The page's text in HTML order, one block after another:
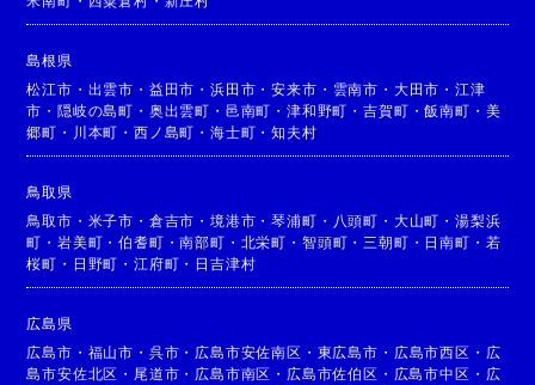
島根県
松江市 ・ 出雲市 ・ 益田市 ・浜田市 ・安来市 ・ 雲南市 ・ 大田市 ・ 江津
市 ・隠岐の島町 ・ 奥出雲町 ・ 邑南町 ・津和野町 ・吉賀町 ・飯南町 ・ 美
郷町 ・ 川本町 ・西ノ島町 ・海士町 ・知夫村
鳥取県
鳥取市 ・ 米子市 ・ 倉吉市 ・境港市 ・琴浦町 ・ 八頭町 ・ 大山町 ・ 湯梨浜
町 ・岩美町 ・伯耆町 ・南部町 ・ 北栄町 ・ 智頭町 ・ 三朝町 ・ 日南町 ・ 若
桜町 ・ 日野町 ・江府町 ・ 日吉津村
広島県
広島市 ・ 福山市 ・ 呉市 ・ 広島市安佐南区 ・ 東広島市 ・ 広島市西区 ・ 広
島市安佐北区 ・ 尾道市 ・ 広島市南区 ・ 広島市佐伯区 ・ 広島市中区 ・ 広